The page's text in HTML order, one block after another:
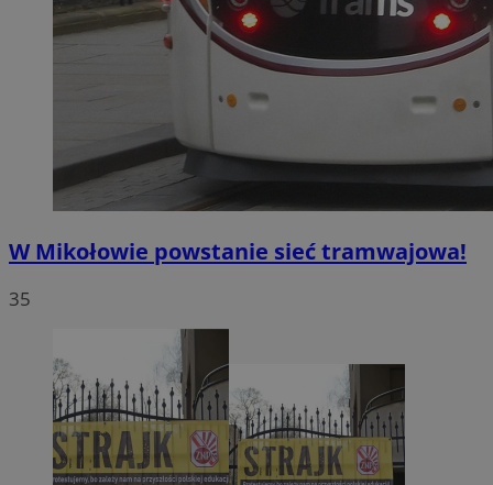
W Mikołowie powstanie sieć tramwajowa!
35